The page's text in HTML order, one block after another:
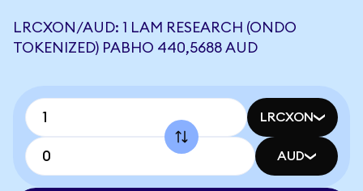
LRCXON/AUD: 1 LAM RESEARCH (ONDO
TOKENIZED) РАВНО 440,5688 AUD
LRCXON
AUD